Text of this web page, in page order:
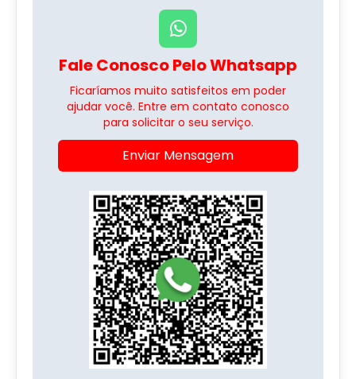
Fale Conosco Pelo Whatsapp
Ficaríamos muito satisfeitos em poder
ajudar você. Entre em contato conosco
para solicitar o seu serviço.
Enviar Mensagem